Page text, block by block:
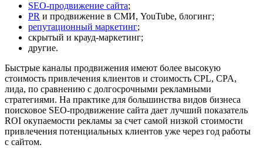
SEO-продвижение сайта;
PR и продвижение в СМИ, YouTube, блогинг;
репутационный маркетинг;
скрытый и крауд-маркетинг;
другие.
Быстрые каналы продвижения имеют более высокую
стоимость привлечения клиентов и стоимость CPL, CPA,
лида, по сравнению с долгосрочными рекламными
стратегиями. На практике для большинства видов бизнеса
поисковое SEO-продвижение сайта дает лучший показатель
ROI окупаемости рекламы за счет самой низкой стоимости
привлечения потенциальных клиентов уже через год работы
с сайтом.